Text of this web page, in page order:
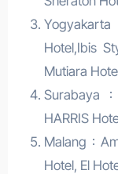
Hotel,Ibis
Mutiara
Surabaya
HARRIS
Malang :
Hotel, El